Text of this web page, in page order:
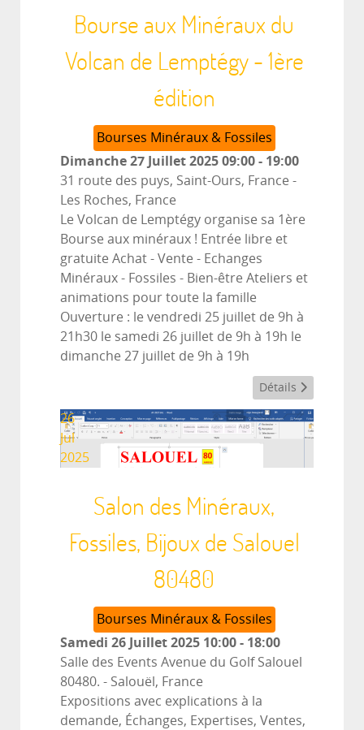
Bourse aux Minéraux du
Volcan de Lemptégy - 1ère
édition
Bourses Minéraux & Fossiles
Dimanche 27 Juillet 202509:00- 19:00
31 route des puys, Saint-Ours, France -
Les Roches, France
Le Volcan de Lemptégy organise sa 1ère
Bourse aux minéraux ! Entrée libre et
gratuite Achat - Vente - Echanges
Minéraux - Fossiles - Bien-être Ateliers et
animations pour toute la famille
Ouverture : le vendredi 25 juillet de 9h à
21h30 le samedi 26 juillet de 9h à 19h le
dimanche 27 juillet de 9h à 19h
Détails
26
Jul
2025
Salon des Minéraux,
Fossiles, Bijoux de Salouel
80480
Bourses Minéraux & Fossiles
Samedi 26 Juillet 2025 10:00- 18:00
Salle des Events Avenue du Golf Salouel
80480. - Salouël, France
Expositions avec explications à la
demande, Échanges, Expertises, Ventes,